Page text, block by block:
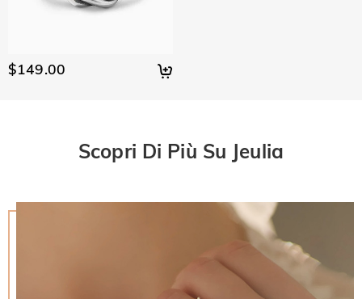
$149.00
Scopri Di Più Su Jeulia